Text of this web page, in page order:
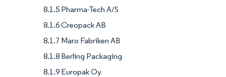
8.1.5 Pharma-Tech A/S
8.1.6 Creopack AB
8.1.7 Maro Fabriken AB
8.1.8 Berling Packaging
8.1.9 Europak Oy